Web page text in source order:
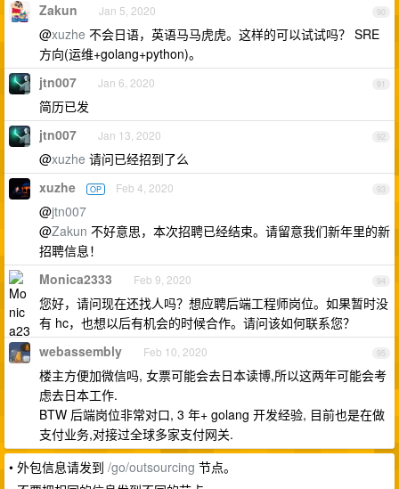
90
Zakun Jan 5, 2020
@xuzhe 不会日语，英语马马虎虎。这样的可以试试吗？ SRE
方向(运维+golang+python)。
91
jtn007 Jan 6, 2020
简历已发
92
jtn007 Jan 13, 2020
@xuzhe 请问已经招到了么
93
xuzhe OP Feb 4, 2020
@jtn007
@Zakun 不好意思，本次招聘已经结束。请留意我们新年里的新
招聘信息！
94
Monica2333 Feb 9, 2020
您好，请问现在还找人吗？想应聘后端工程师岗位。如果暂时没
有 hc，也想以后有机会的时候合作。请问该如何联系您？
95
webassembly Feb 10, 2020
楼主方便加微信吗, 女票可能会去日本读博,所以这两年可能会考
虑去日本工作.
BTW 后端岗位非常对口, 3 年+ golang 开发经验, 目前也是在做
支付业务,对接过全球多家支付网关.
• 外包信息请发到 /go/outsourcing 节点。